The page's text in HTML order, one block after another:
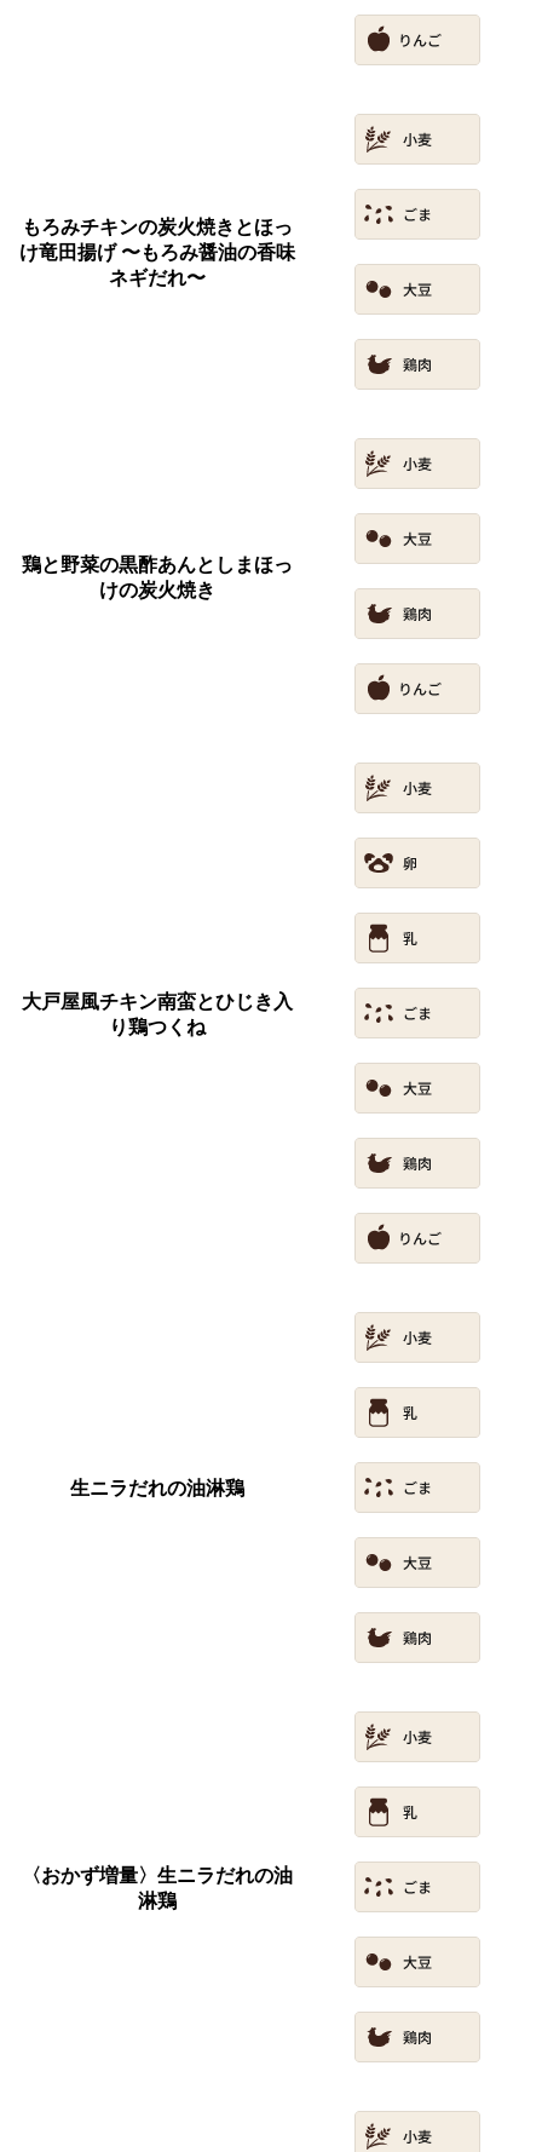
もろみチキンの炭火焼きとほっ
け竜田揚げ 〜もろみ醤油の香味
ネギだれ〜
鶏と野菜の黒酢あんとしまほっ
けの炭火焼き
大戸屋風チキン南蛮とひじき入
り鶏つくね
生ニラだれの油淋鶏
〈おかず増量〉生ニラだれの油
淋鶏